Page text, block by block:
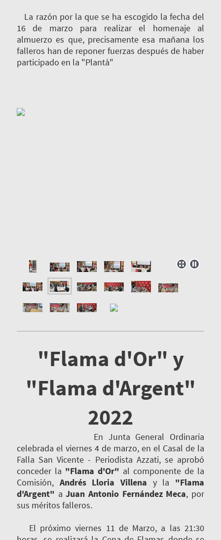
La razón por la que se ha escogido la fecha del
16 de marzo para realizar el homenaje al
almuerzo es que, precisamente esa mañana los
falleros han de reponer fuerzas después de haber
participado en la "Plantà"
"Flama d'Or" y
"Flama d'Argent"
2022
En Junta General Ordinaria
celebrada el viernes 4 de marzo, en el Casal de la
Falla San Vicente - Periodista Azzati, se aprobó
conceder la "Flama d'Or" al componente de la
Comisión, Andrés Lloria Villena y la "Flama
d'Argent" aJuan Antonio Fernández Meca, por
sus méritos falleros.
El próximo viernes 11 de Marzo, a las 21:30